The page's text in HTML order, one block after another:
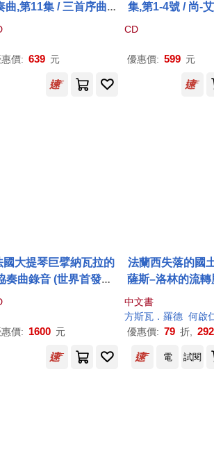
奏曲,第11集 / 三首序曲 /
團(Mozart: Piano Conc
m Bavouzet)
價: 639 元
集,第1-4號 / 尚-
佛傑 鋼琴 / 加博.塔
弦樂團(Mozart:
flam
CD
優惠價: 599 元
國大提琴巨擘納瓦拉的
奏曲錄音 (世界首發錄
/ 納瓦拉,孟
/ Andre Nava
unch (6CD))
價: 1600 元
法蘭西失落的國
薩斯–洛林的流轉
中文書
方斯瓦 ．羅德 何啟
優惠價: 79 折, 292
電 試閱